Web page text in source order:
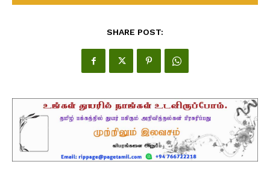
SHARE POST: